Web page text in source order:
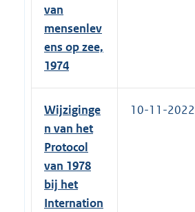
van
mensenlev
ens op zee,
1974
Wijziginge
n van het
Protocol
van 1978
bij het
Internation
10-11-2022